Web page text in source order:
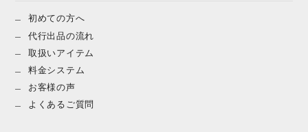
初めての方へ
代行出品の流れ
取扱いアイテム
料金システム
お客様の声
よくあるご質問